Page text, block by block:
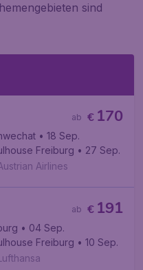
sind
€ 170
ab
• 18 Sep.
Freiburg • 27 Sep.
Airlines
€ 191
ab
• 04 Sep.
Freiburg • 10 Sep.